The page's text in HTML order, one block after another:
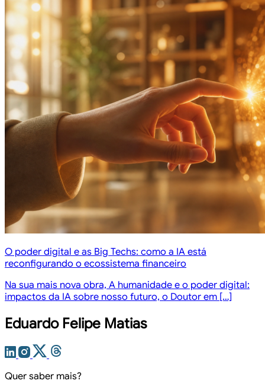
O poder digital e as Big Techs: como a IA está
reconfigurando o ecossistema financeiro
Na sua mais nova obra, A humanidade e o poder digital:
impactos da IA sobre nosso futuro, o Doutor em […]
Eduardo Felipe Matias
Quer saber mais?